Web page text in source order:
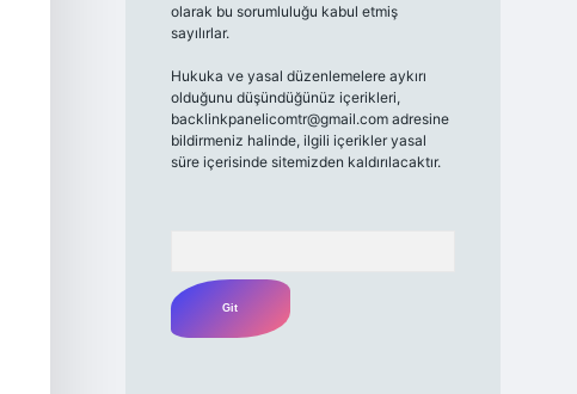
olarak bu sorumluluğu kabul etmiş
sayılırlar.
Hukuka ve yasal düzenlemelere aykırı
olduğunu düşündüğünüz içerikleri,
backlinkpanelicomtr@gmail.comadresine
bildirmeniz halinde, ilgili içerikler yasal
süre içerisinde sitemizden kaldırılacaktır.